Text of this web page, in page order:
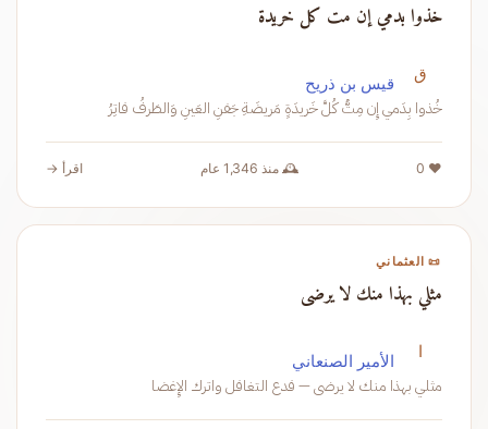
خذوا بدمي إن مت كل خريدة
ق قيس بن ذريح
خُذوا بِدَمي إِن مِتُّ كُلَّ خَريدَةٍ مَريضَةِ جَفنِ العَينِ وَالطَرفُ فاتِرُ
❤️ 0 🕰️ منذ 1,346 عام اقرأ →
📜 العثماني
مثلي بهذا منك لا يرضى
ا الأمير الصنعاني
مثلي بهذا منك لا يرضى — فدع التغافل واترك الإِغضا